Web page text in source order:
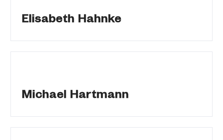
Elisabeth Hahnke
Michael Hartmann